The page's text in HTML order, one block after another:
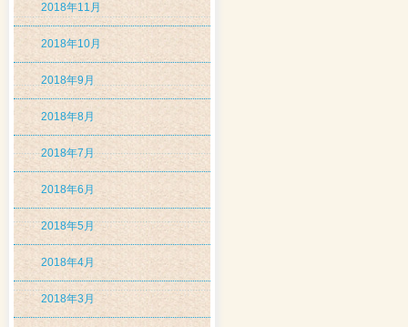
2018年11月
2018年10月
2018年9月
2018年8月
2018年7月
2018年6月
2018年5月
2018年4月
2018年3月